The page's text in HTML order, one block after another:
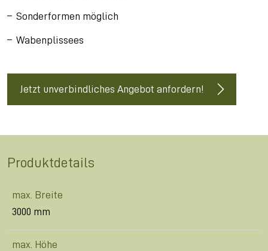
Sonderformen möglich
Wabenplissees
Jetzt unverbindliches Angebot anfordern!
Produktdetails
max. Breite
3000 mm
max. Höhe